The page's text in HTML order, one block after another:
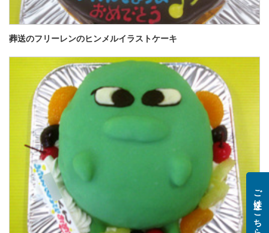
葬送のフリーレンのヒンメルイラストケーキ
ご注文はこちら